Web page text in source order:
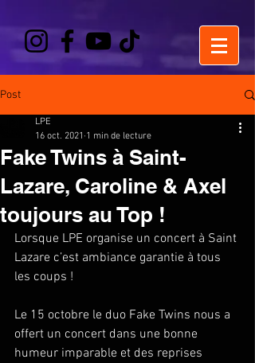
Post
Fake Twins à Saint-
Lazare, Caroline & Axel
toujours au Top !
LPE
16 oct. 2021 1 min de lecture
Lorsque LPE organise un concert à Saint
Lazare c’est ambiance garantie à tous
les coups !
Le 15 octobre le duo Fake Twins nous a
offert un concert dans une bonne
humeur imparable et des reprises